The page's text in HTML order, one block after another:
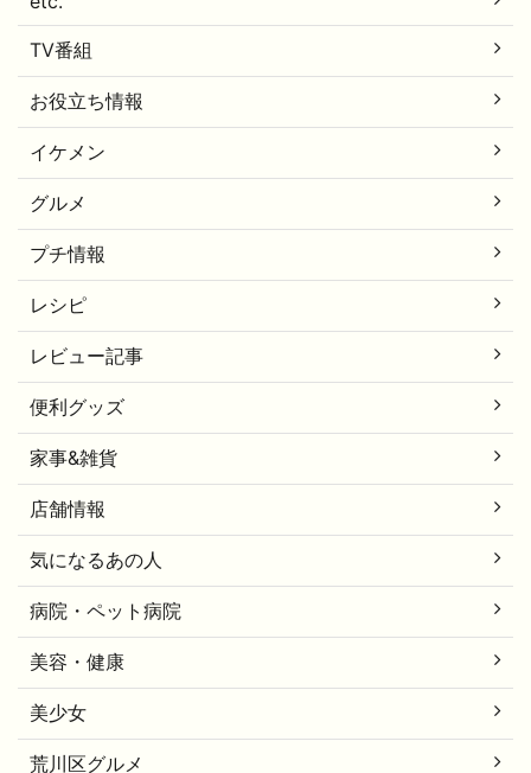
TV番組
お役立ち情報
イケメン
グルメ
プチ情報
レシピ
レビュー記事
便利グッズ
家事&雑貨
店舗情報
気になるあの人
病院・ペット病院
美容・健康
美少女
荒川区グルメ